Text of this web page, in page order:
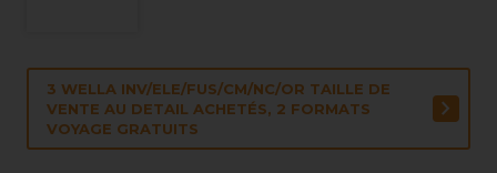
3 WELLA INV/ELE/FUS/CM/NC/OR TAILLE DE
VENTE AU DETAIL ACHETÉS, 2 FORMATS
VOYAGE GRATUITS